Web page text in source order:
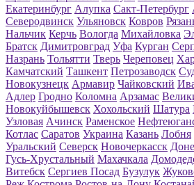
Екатеринбург Алупка Сакт-Петербург
Северодвинск Ульяновск Ковров
Нальчик Керчь Вологда Михайловка
Братск Димитровград Уфа Курган
Назрань Тольятти Тверь Череповец
Камчатский Ташкент Петрозаводск
Новокузнецк Армавир Чайковский
Адлер Гродно Коломна Арзамас
Новокуйбышевск Хохольский Шатура
Узловая Ачинск Раменское
Котлас Саратов Украина Казань Лобня
Уральский Северск Новочеркасск
Гусь-Хрустальный Махачкала
Витебск Сергиев Посад Бузулук